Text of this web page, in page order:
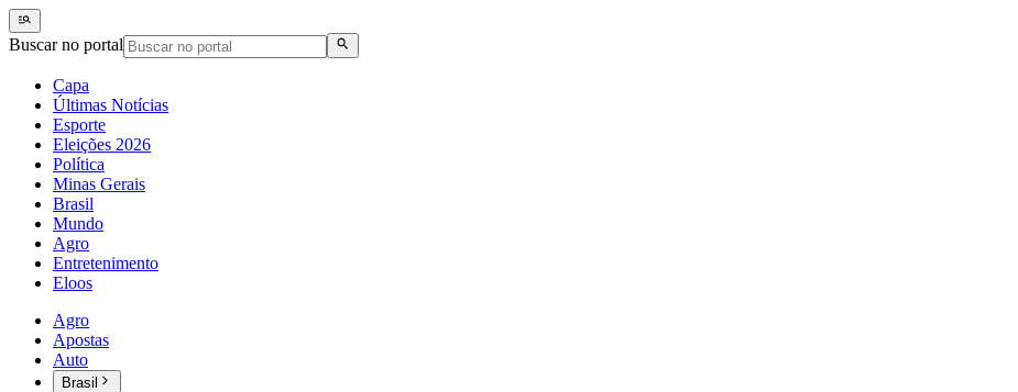
Buscar no portal
Capa
Últimas Notícias
Esporte
Eleições 2026
Política
Minas Gerais
Brasil
Mundo
Agro
Entretenimento
Eloos
Agro
Apostas
Auto
Brasil